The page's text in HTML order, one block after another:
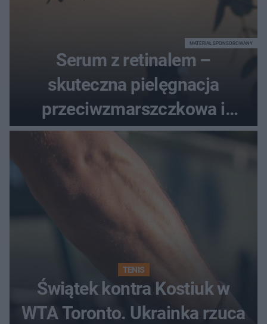
Serum z retinalem –
skuteczna pielęgnacja
przeciwzmarszczkowa i
regenerująca
MATERIAŁ SPONSOROWANY
TENIS
Świątek kontra Kostiuk w
WTA Toronto. Ukrainka rzuca